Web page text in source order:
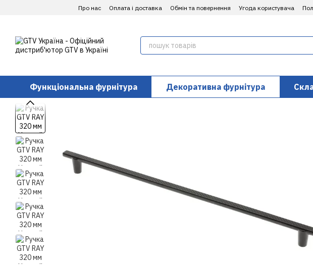
Перейти до основного контенту
Про нас Оплата і доставка Обмін та повернення Угода користувача
Функціональна фурнітура Декоративна фурнітура